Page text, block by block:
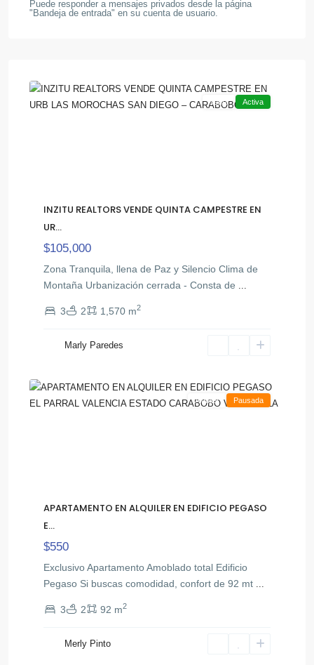
Puede responder a mensajes privados desde la página
"Bandeja de entrada" en su cuenta de usuario.
Las
Venta Activa
INZITU REALTORS VENDE QUINTA CAMPESTRE EN
UR...
$105,000
Zona Tranquila, llena de Paz y Silencio Clima de
Montaña Urbanización cerrada - Consta de
3 2 1,570 m2
Marly Paredes
Parral,
Alquiler Pausada
APARTAMENTO EN ALQUILER EN EDIFICIO PEGASO
E...
$550
Exclusivo Apartamento Amoblado total Edificio
Pegaso Si buscas comodidad, confort de 92 mt
3 2 92 m2
Merly Pinto
Trigaleña,